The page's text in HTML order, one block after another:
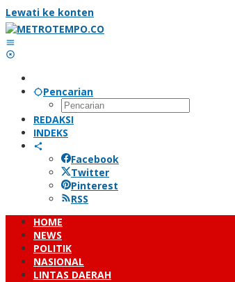
Lewati ke konten
Pencarian
REDAKSI
INDEKS
Facebook
Twitter
Pinterest
RSS
HOME
NEWS
POLITIK
NASIONAL
LINTAS DAERAH